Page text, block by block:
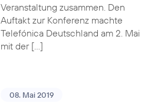
Veranstaltung zusammen. Den
Auftakt zur Konferenz machte
Telefónica Deutschland am 2. Mai
mit der […]
08. Mai 2019